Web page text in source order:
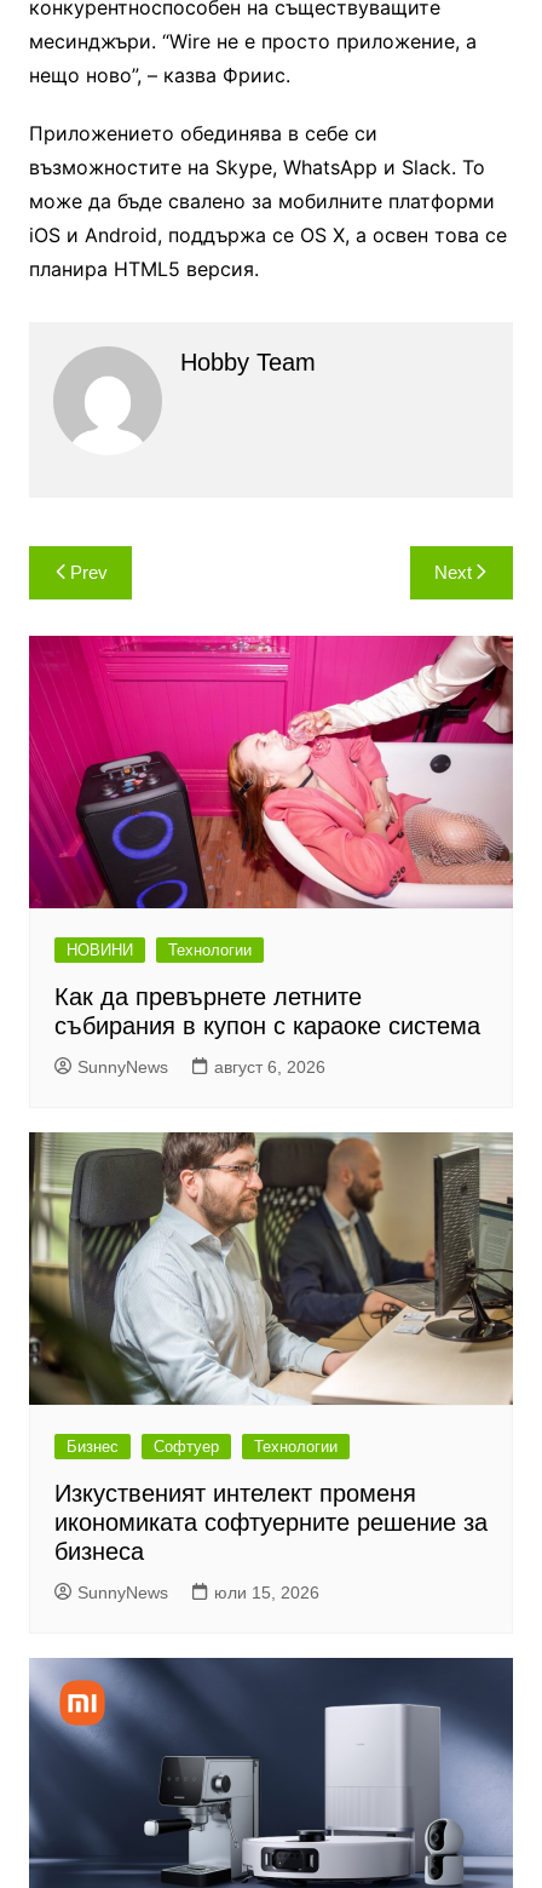
конкурентноспособен на съществуващите
месинджъри. “Wire не е просто приложение, а
нещо ново”, – казва Фриис.
Приложението обединява в себе си
възможностите на Skype, WhatsApp и Slack. То
може да бъде свалено за мобилните платформи
iOS и Android, поддържа се OS X, а освен това се
планира HTML5 версия.
Hobby Team
Навигация
Prev Next
НОВИНИ Технологии
Как да превърнете летните
събирания в купон с караоке система
SunnyNews август 6, 2026
Бизнес Софтуер Технологии
Изкуственият интелект променя
икономиката софтуерните решение за
бизнеса
SunnyNews юли 15, 2026